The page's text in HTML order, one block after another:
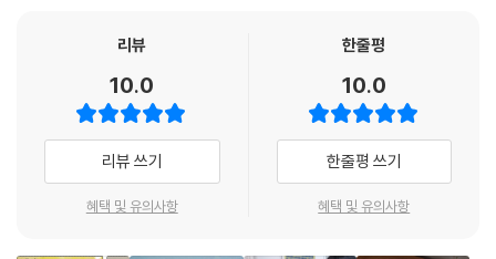
사과하지요. 민구는 이런 소라의 용기 있는 사과를 받아줍니다. 이 과정에
르게 사과하는 방법과 그 사과를 받아주는 법을 배울 수 있습니다.
혼자서 마음 졸이며 걱정하고 고민하는 시간은 결코 헛되지 않아요. 마음
이 넓어지고 생각이 깊어지는 시간이에요. 눈 감고 덮어 버리지만 않는다
리뷰
10.0
리뷰 쓰기
혜택 및 유의사항
한줄평
10.0
한줄평 쓰기
혜택 및 유의사항